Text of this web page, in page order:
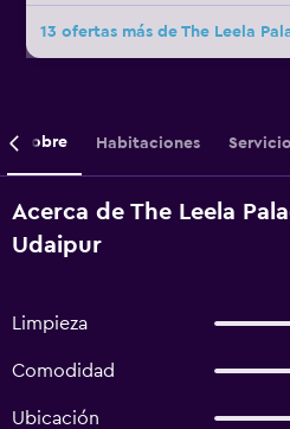
13 ofertas más de The Leela
Sobre Habitaciones
Acerca de The Leela
Udaipur
Limpieza
Comodidad
Ubicación